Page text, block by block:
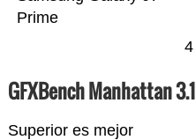
Prime
4
GFXBench Manhattan 3.1
Superior es mejor